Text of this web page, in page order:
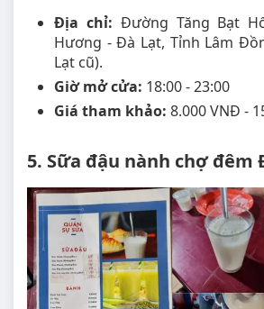
Địa chỉ: Đường Tăng Bạt
Hương - Đà Lạt, Tỉnh Lâm
Lạt cũ).
Giờ mở cửa: 18:00 - 23:00
Giá tham khảo: 8.000 VNĐ -
5. Sữa đậu nành chợ đêm